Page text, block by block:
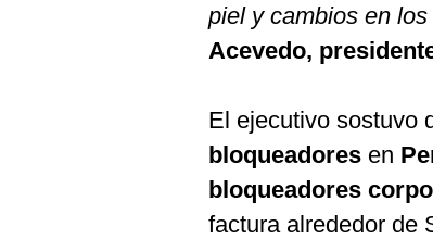
piel y cambios en
Acevedo,
El ejecutivo sostuvo
bloqueadores en
bloqueadores
factura alrededor de